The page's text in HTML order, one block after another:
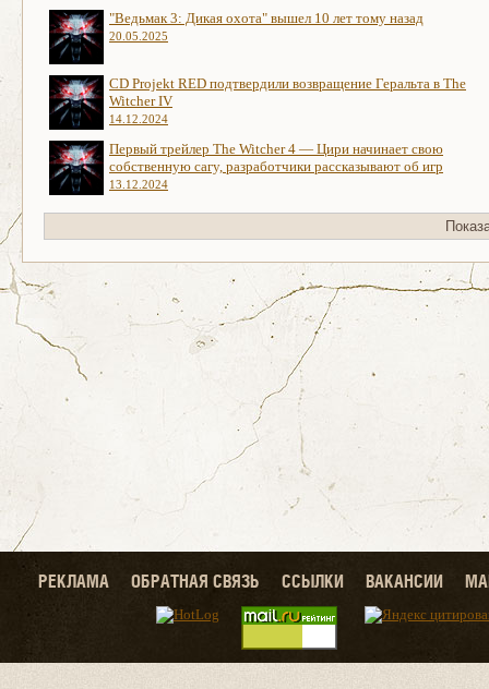
"Ведьмак 3: Дикая охота" вышел 10 лет тому назад
20.05.2025
CD Projekt RED подтвердили возвращение Геральта в The
Witcher IV
14.12.2024
Первый трейлер The Witcher 4 — Цири начинает свою
собственную сагу, разработчики рассказывают об игр
13.12.2024
РЕКЛАМА ОБРАТНАЯ СВЯЗЬ ССЫЛКИ ВАКАНСИИ